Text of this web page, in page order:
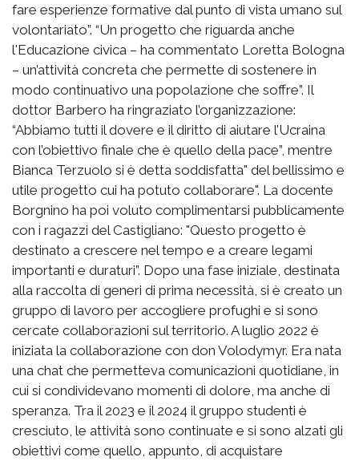
fare esperienze formative dal punto di vista umano sul
volontariato”. “Un progetto che riguarda anche
l'Educazione civica – ha commentato Loretta Bologna
– un’attività concreta che permette di sostenere in
modo continuativo una popolazione che soffre”. Il
dottor Barbero ha ringraziato l’organizzazione:
“Abbiamo tutti il dovere e il diritto di aiutare l’Ucraina
con l’obiettivo finale che è quello della pace”, mentre
Bianca Terzuolo si è detta soddisfatta" del bellissimo e
utile progetto cui ha potuto collaborare". La docente
Borgnino ha poi voluto complimentarsi pubblicamente
con i ragazzi del Castigliano: "Questo progetto è
destinato a crescere nel tempo e a creare legami
importanti e duraturi”. Dopo una fase iniziale, destinata
alla raccolta di generi di prima necessità, si è creato un
gruppo di lavoro per accogliere profughi e si sono
cercate collaborazioni sul territorio. A luglio 2022 è
iniziata la collaborazione con don Volodymyr. Era nata
una chat che permetteva comunicazioni quotidiane, in
cui si condividevano momenti di dolore, ma anche di
speranza. Tra il 2023 e il 2024 il gruppo studenti è
cresciuto, le attività sono continuate e si sono alzati gli
obiettivi come quello, appunto, di acquistare